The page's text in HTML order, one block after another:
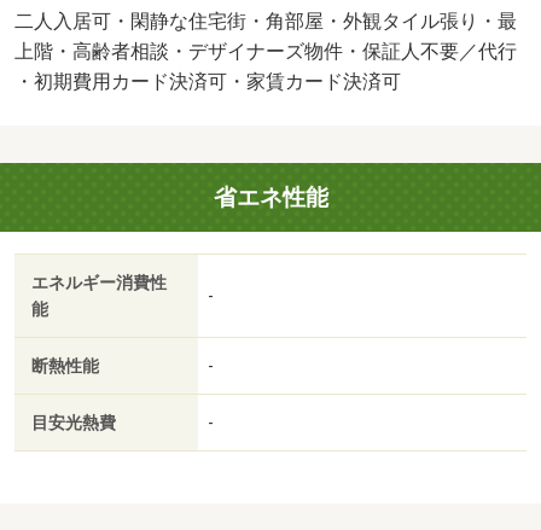
有・駐輪場：有・仲介手数料：１．１ヶ月
二人入居可・閑静な住宅街・角部屋・外観タイル張り・最
上階・高齢者相談・デザイナーズ物件・保証人不要／代行
・初期費用カード決済可・家賃カード決済可
省エネ性能
エネルギー消費性
能
-
断熱性能 -
目安光熱費 -